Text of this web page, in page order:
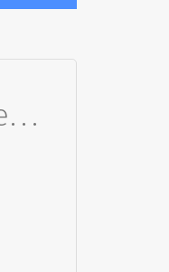
Inspektor / Inspektorka ds. urządzeń technicznych